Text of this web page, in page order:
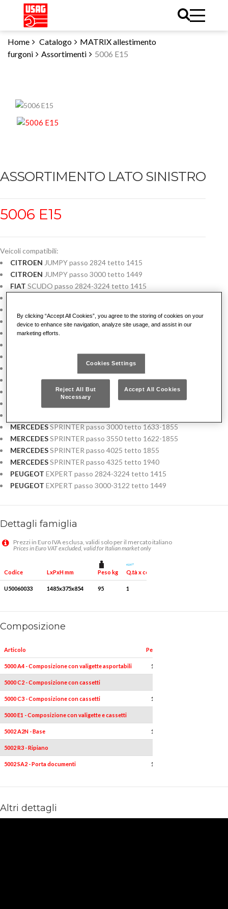
Home Catalogo
MATRIX allestimento
furgoni
Assortimenti 5006 E15
ASSORTIMENTO LATO SINISTRO
5006 E15
Veicoli compatibili:
CITROEN JUMPY passo 2824 tetto 1415
CITROEN JUMPY passo 3000 tetto 1449
FIAT SCUDO passo 2824-3224 tetto 1415
FORD
TRANSIT passo 3300 tetto 1645-1885
FORDTRANSIT passo 3750 tetto 1645-1885
DAILY passo 3000L tetto 1545-1900
DAILY passo 3300 tetto 1545-1900
DAILY passo 3950 tetto 1545-1900
VITO COMPACT passo 3200 tetto 1353
VITO LONG passo 3200 tetto 1353-1760
MERCEDESSPRINTER passo 3000 tetto 1633-1855
MERCEDESSPRINTER passo 3550 tetto 1622-1855
MERCEDESSPRINTER passo 4025 tetto 1855
MERCEDESSPRINTER passo 4325 tetto 1940
PEUGEOT EXPERT passo 2824-3224 tetto 1415
PEUGEOT EXPERT passo 3000-3122 tetto 1449
Dettagli famiglia
Prezzi in Euro IVA esclusa, validi solo per il mercato italiano
Prices in Euro VAT excluded, valid for Italian market only
Codice LxPxH mm Peso kg Q.tà x conf.
U50060033 1485x375x854 95 1
Composizione
Articolo Pezzi
5000 A4 - Composizione con valigette asportabili 1
5000 C2 - Composizione con cassetti
5000 C3 - Composizione con cassetti 1
5000 E1 - Composizione con valigette e cassetti
5002 A2N - Base 1
5002 R3 - Ripiano
5002 SA2 - Porta documenti 1
Altri dettagli
By clicking “Accept All Cookies”, you agree to the storing of cookies on your
device to enhance site navigation, analyze site usage, and assist in our
marketing efforts.
Cookies Settings
Reject All But
Necessary
Accept All Cookies